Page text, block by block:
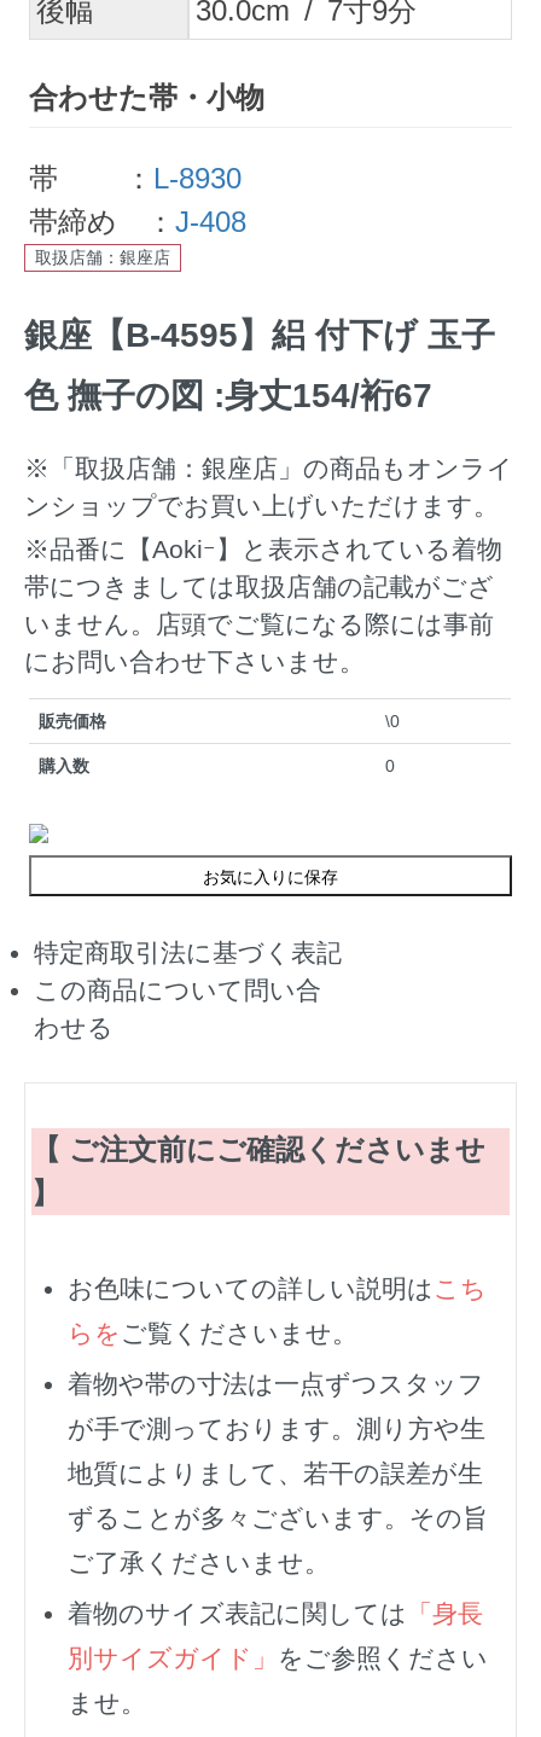
後幅 30.0cm / 7寸9分
合わせた帯・小物
帯 ： L-8930
帯締め ：J-408
取扱店舗：銀座店
銀座【B-4595】絽 付下げ 玉子
色 撫子の図 :身丈154/裄67
※「取扱店舗：銀座店」の商品もオンライ
ンショップでお買い上げいただけます。
※品番に【Aokiｰ】と表示されている着物
帯につきましては取扱店舗の記載がござ
いません。店頭でご覧になる際には事前
にお問い合わせ下さいませ。
販売価格 \0
購入数 0
お気に入りに保存
特定商取引法に基づく表記
この商品について問い合
わせる
【 ご注文前にご確認くださいませ
】
お色味についての詳しい説明は こち
らを ご覧くださいませ。
着物や帯の寸法は一点ずつスタッフ
が手で測っております。測り方や生
地質によりまして、若干の誤差が生
ずることが多々ございます。その旨
ご了承くださいませ。
着物のサイズ表記に関しては
「身長
別サイズガイド」 をご参照ください
ませ。